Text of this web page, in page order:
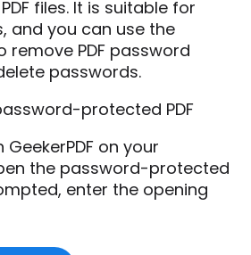
files. It is suitable for
and you can use the
remove PDF password
passwords.
protected PDF
on your
the password-protected
enter the opening